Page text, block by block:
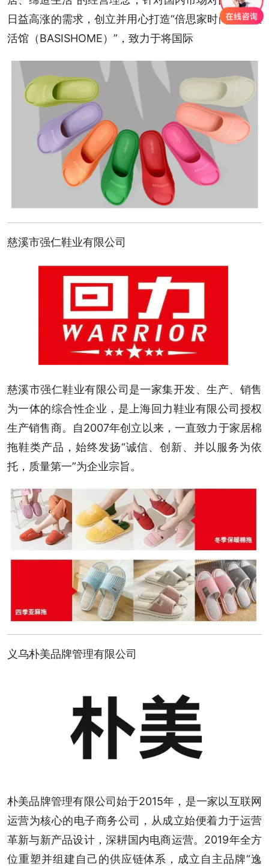
日益高涨的需求，创立并用心打造“倍思家时尚家居生
活馆（BASISHOME）”，致力于将国际
慈溪市强仁鞋业有限公司
慈溪市强仁鞋业有限公司是一家集开发、生产、销售
为一体的综合性企业，是上海回力鞋业有限公司授权
生产销售商。自2007年创立以来，一直致力于家居棉
拖鞋类产品，始终发扬“诚信、创新、并以服务为依
托，质量第一”为企业宗旨。
义乌朴美品牌管理有限公司
朴美品牌管理有限公司始于2015年，是一家以互联网
运营为核心的电子商务公司，从成立始便着力于运营
革新与新产品设计，深耕国内电商运营。2019年全方
位重塑并组建自己的供应链体系，成立自主品牌“逸